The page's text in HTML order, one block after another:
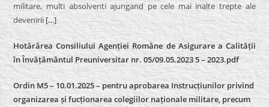
militare, multi absolventi ajungand pe cele mai inalte trepte ale
devenirii […]
Hotărârea Consiliului Agenției Române de Asigurare a Calității
în Învățământul Preuniversitar nr. 05/09.05.2023 5 – 2023.pdf
Ordin M5 – 10.01.2025 – pentru aprobarea Instrucțiunilor privind
organizarea și fucționarea colegiilor naționale militare, precum